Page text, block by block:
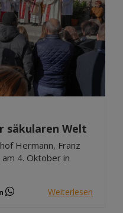
säkularen Welt
Hermann, Franz
4. Oktober in
Weiterlesen